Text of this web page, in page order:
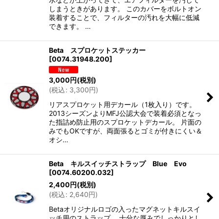
しまうときがあります。 このカバーをボルトオン
装着することで、フィルターの汚れを大幅に低減
できます。 …
Beta スプロケットステッカー
[0074.31948.200]
3,000円(税別)
(税込: 3,300円)
リアスプロケット用デカール（1枚入り）です。
2013シーズンよりMFJ公認大会で装着必須となっ
た指詰め防止用のスプロケットデカール。 片面の
みでもOKですが、両面張るとゴミが付きにくい＆
オシ…
Beta キルスイッチストラップ Blue Evo
[0074.60200.032]
2,400円(税別)
(税込: 2,640円)
Betaオリジナルロゴの入ったマグネットキルスイ